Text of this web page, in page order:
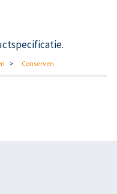
Conserven